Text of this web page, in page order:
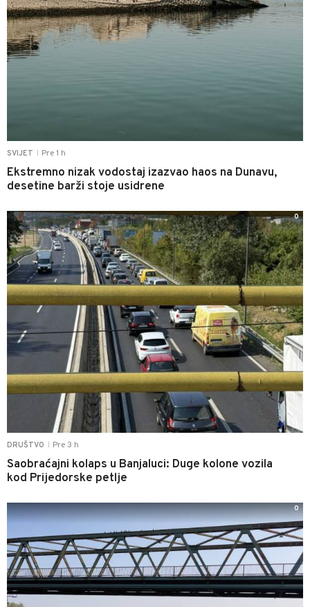
SVIJET Pre 1 h
Ekstremno nizak vodostaj izazvao haos na Dunavu,
desetine barži stoje usidrene
DRUŠTVO Pre 3 h
Saobraćajni kolaps u Banjaluci: Duge kolone vozila
kod Prijedorske petlje
0
0